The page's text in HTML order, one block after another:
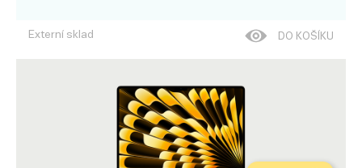
Externí sklad DO KOŠÍKU